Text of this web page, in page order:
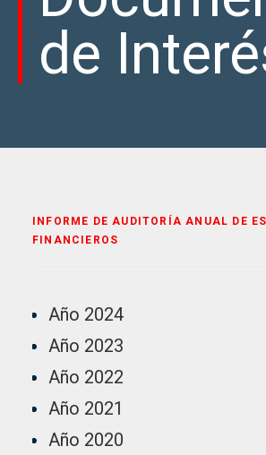
ENGLISHESPAÑOL
de
INFORME DE AUDITORÍA ANUAL DE
FINANCIEROS
Año 2024
Año 2023
Año 2022
Año 2021
Año 2020